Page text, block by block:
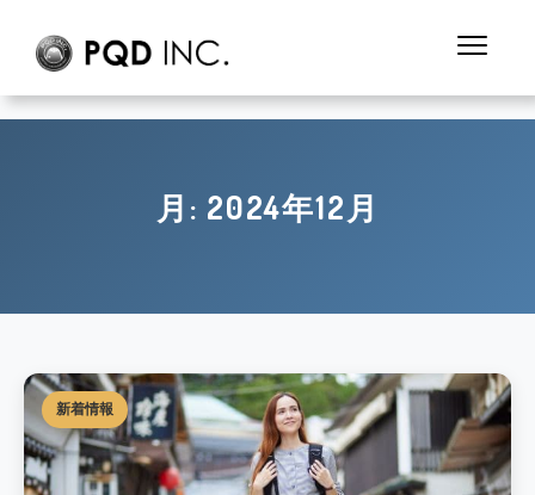
月: 2024年12月
新着情報